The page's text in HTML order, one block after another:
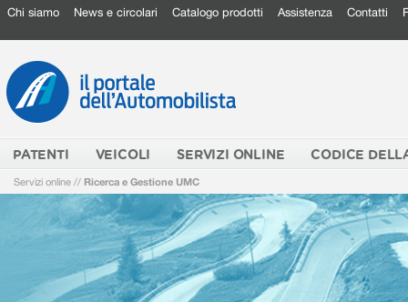
Chi siamo News e circolari Catalogo prodotti Assistenza Contatti
PATENTI VEICOLI SERVIZI ONLINE CODICE
Servizi online // Ricerca e Gestione UMC